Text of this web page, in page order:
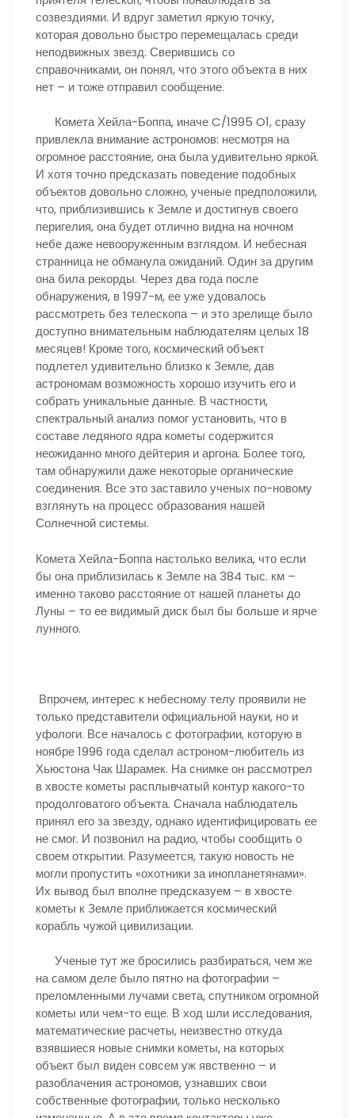
созвездиями. И вдруг заметил яркую точку,
которая довольно быстро перемещалась среди
неподвижных звезд. Сверившись со
справочниками, он понял, что этого объекта в них
нет – и тоже отправил сообщение.
Комета Хейла-Боппа, иначе C/1995 O1, сразу
привлекла внимание астрономов: несмотря на
огромное расстояние, она была удивительно яркой.
И хотя точно предсказать поведение подобных
объектов довольно сложно, ученые предположили,
что, приблизившись к Земле и достигнув своего
перигелия, она будет отлично видна на ночном
небе даже невооруженным взглядом. И небесная
странница не обманула ожиданий. Один за другим
она била рекорды. Через два года после
обнаружения, в 1997-м, ее уже удовалось
рассмотреть без телескопа – и это зрелище было
доступно внимательным наблюдателям целых 18
месяцев! Кроме того, космический объект
подлетел удивительно близко к Земле, дав
астрономам возможность хорошо изучить его и
собрать уникальные данные. В частности,
спектральный анализ помог установить, что в
составе ледяного ядра кометы содержится
неожиданно много дейтерия и аргона. Более того,
там обнаружили даже некоторые органические
соединения. Все это заставило ученых по-новому
взглянуть на процесс образования нашей
Солнечной системы.
Комета Хейла-Боппа настолько велика, что если
бы она приблизилась к Земле на 384 тыс. км –
именно таково расстояние от нашей планеты до
Луны – то ее видимый диск был бы больше и ярче
лунного.
Впрочем, интерес к небесному телу проявили не
только представители официальной науки, но и
уфологи. Все началось с фотографии, которую в
ноябре 1996 года сделал астроном-любитель из
Хьюстона Чак Шарамек. На снимке он рассмотрел
в хвосте кометы расплывчатый контур какого-то
продолговатого объекта. Сначала наблюдатель
принял его за звезду, однако идентифицировать ее
не смог. И позвонил на радио, чтобы сообщить о
своем открытии. Разумеется, такую новость не
могли пропустить «охотники за инопланетянами».
Их вывод был вполне предсказуем – в хвосте
кометы к Земле приближается космический
корабль чужой цивилизации.
Ученые тут же бросились разбираться, чем же
на самом деле было пятно на фотографии –
преломленными лучами света, спутником огромной
кометы или чем-то еще. В ход шли исследования,
математические расчеты, неизвестно откуда
взявшиеся новые снимки кометы, на которых
объект был виден совсем уж явственно – и
разоблачения астрономов, узнавших свои
собственные фотографии, только несколько